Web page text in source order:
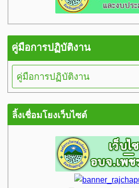
คู่มือการปฏิบัติงาน
คู่มือการปฏิบัติงาน
ลิ้งเชื่อมโยงเว็บไซต์